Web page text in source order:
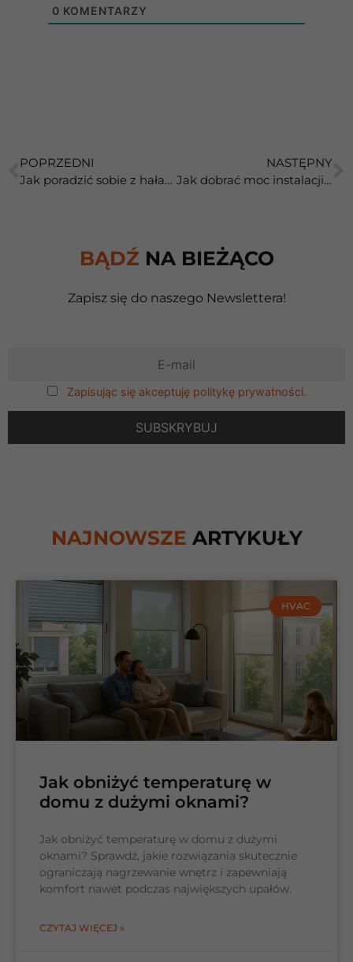
0 KOMENTARZY
POPRZEDNI
Jak poradzić sobie z hałasem klimatyzacji?
NASTĘPNY
Jak dobrać moc instalacji fotowoltaicznej?
BĄDŹ NA BIEŻĄCO
Zapisz się do naszego Newslettera!
Zapisując się akceptuję politykę prywatności.
NAJNOWSZE ARTYKUŁY
HVAC
Jak obniżyć temperaturę w
domu z dużymi oknami?
Jak obniżyć temperaturę w domu z dużymi
oknami? Sprawdź, jakie rozwiązania skutecznie
ograniczają nagrzewanie wnętrz i zapewniają
komfort nawet podczas największych upałów.
CZYTAJ WIĘCEJ »